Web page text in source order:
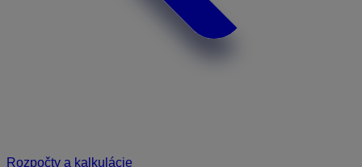
Rozpočty a kalkulácie